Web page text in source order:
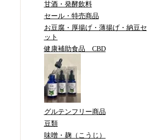
甘酒・発酵飲料
セール・特売商品
お豆腐・厚揚げ・薄揚げ・納豆セ
ット
健康補助食品 CBD
グルテンフリー商品
豆類
味噌・麹（こうじ）